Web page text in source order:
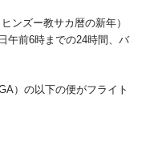
テル・会議室
ンズー教サカ暦の新年）
午前6時までの24時間、バ
）の以下の便がフライト